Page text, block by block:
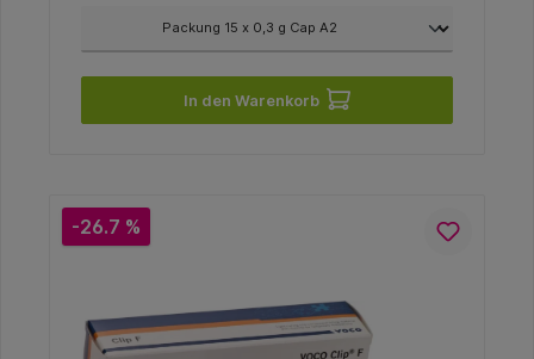
In den Warenkorb
-26.7 %